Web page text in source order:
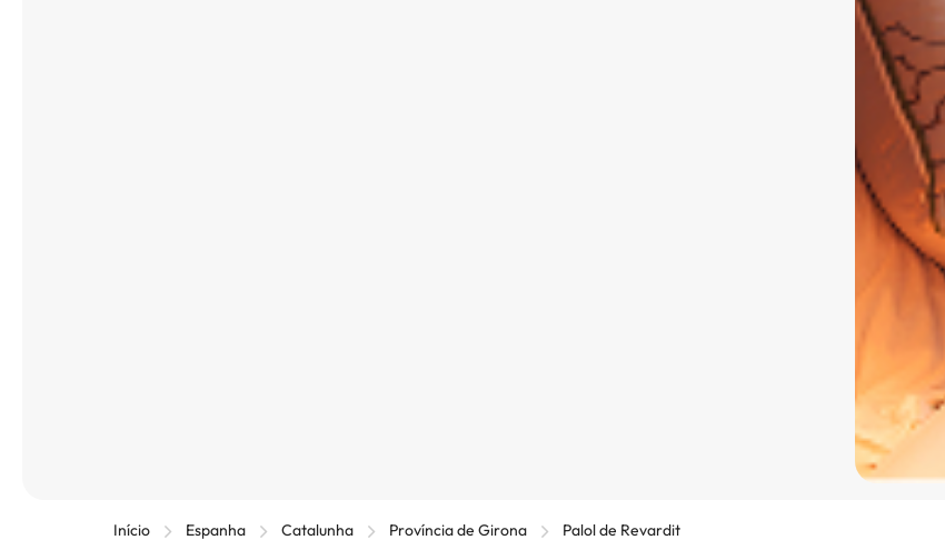
Início Espanha Catalunha Província de Girona Palol de Revardit